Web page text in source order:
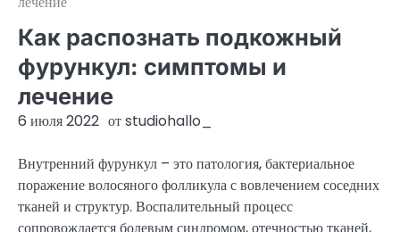
Как распознать подкожный
фурункул: симптомы и
лечение
6 июля 2022 отstudiohallo_
Внутренний фурункул – это патология, бактериальное
поражение волосяного фолликула с вовлечением соседних
тканей и структур. Воспалительный процесс